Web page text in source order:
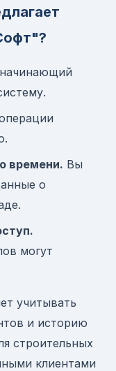
времени. Вы
о
могут
учитывать
и историю
строительных
клиентами